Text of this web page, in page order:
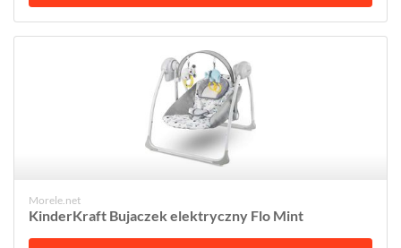
Morele.net
KinderKraft Bujaczek elektryczny Flo Mint